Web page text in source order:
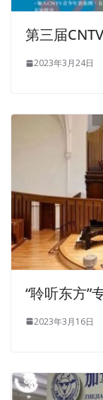
第三届
2023年3月24日
“聆听东方”
2023年3月16日